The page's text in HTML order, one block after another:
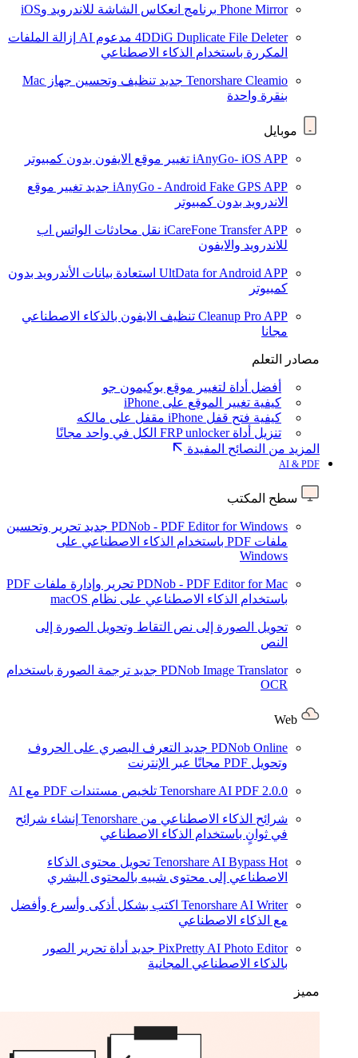
Phone Mirror برنامج انعكاس الشاشة للاندرويد وiOS
4DDiG Duplicate File Deleter مدعوم AI
إزالة الملفات
المكررة باستخدام الذكاء الاصطناعي
Tenorshare Cleamio جديد
تنظيف وتحسين جهاز Mac
بنقرة واحدة
موبايل
iAnyGo- iOS APP تغيير موقع الايفون بدون كمبيوتر
iAnyGo - Android Fake GPS APP جديد تغيير موقع
الاندرويد بدون كمبيوتر
iCareFone Transfer APP نقل محادثات الواتس اب
للاندرويد والايفون
UltData for Android APP استعادة بيانات الأندرويد بدون
كمبيوتر
Cleanup Pro APP تنظيف الايفون بالذكاء الاصطناعي
مجانا
مصادر التعلم
أفضل أداة لتغيير موقع بوكيمون جو
كيفية تغيير الموقع على iPhone
كيفية فتح قفل iPhone مقفل على مالكه
تنزيل أداة FRP unlocker الكل في واحد مجانًا
المزيد من النصائح المفيدة
AI & PDF
سطح المكتب
PDNob - PDF Editor for Windows جديد تحرير وتحسين
ملفات PDF باستخدام الذكاء الاصطناعي على
Windows
PDNob - PDF Editor for Mac
تحرير وإدارة ملفات PDF
باستخدام الذكاء الاصطناعي على نظام macOS
تحويل الصورة إلى نص التقاط وتحويل الصورة إلى
النص
PDNob Image Translator جديد ترجمة الصورة باستخدام
OCR
PDNob Online جديد التعرف البصري على الحروف
وتحويل PDF مجانًا عبر الإنترنت
Tenorshare AI PDF 2.0.0 تلخيص مستندات PDF مع AI
شرائح الذكاء الاصطناعي من Tenorshare
إنشاء شرائح
في ثوانٍ باستخدام الذكاء الاصطناعي
Tenorshare AI Bypass Hot
تحويل محتوى الذكاء
الاصطناعي إلى محتوى شبيه بالمحتوى البشري
Tenorshare AI Writer اكتب بشكل أذكى وأسرع وأفضل
مع الذكاء الاصطناعي
PixPretty AI Photo Editor جديد أداة تحرير الصور
بالذكاء الاصطناعي المجانية
مميز